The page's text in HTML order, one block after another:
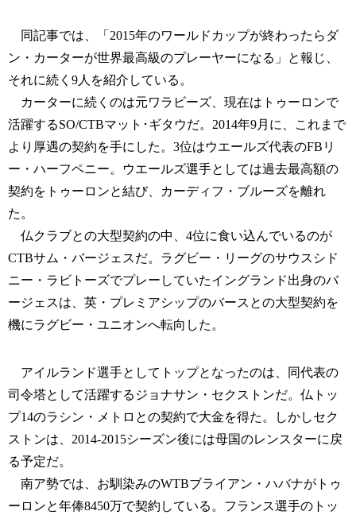
同記事では、「2015年のワールドカップが終わったらダ
ン・カーターが世界最高級のプレーヤーになる」と報じ、
それに続く9人を紹介している。
カーターに続くのは元ワラビーズ、現在はトゥーロンで
活躍するSO/CTBマット･ギタウだ。2014年9月に、これまで
より厚遇の契約を手にした。3位はウエールズ代表のFBリ
ー・ハーフペニー。ウエールズ選手としては過去最高額の
契約をトゥーロンと結び、カーディフ・ブルーズを離れ
た。
仏クラブとの大型契約の中、4位に食い込んでいるのが
CTBサム・バージェスだ。ラグビー・リーグのサウスシド
ニー・ラビトーズでプレーしていたイングランド出身のバ
ージェスは、英・プレミアシップのバースとの大型契約を
機にラグビー・ユニオンへ転向した。
アイルランド選手としてトップとなったのは、同代表の
司令塔として活躍するジョナサン・セクストンだ。仏トッ
プ14のラシン・メトロとの契約で大金を得た。しかしセク
ストンは、2014-2015シーズン後には母国のレンスターに戻
る予定だ。
南ア勢では、お馴染みのWTBブライアン・ハバナがトゥ
ーロンと年俸8450万で契約している。フランス選手のトッ